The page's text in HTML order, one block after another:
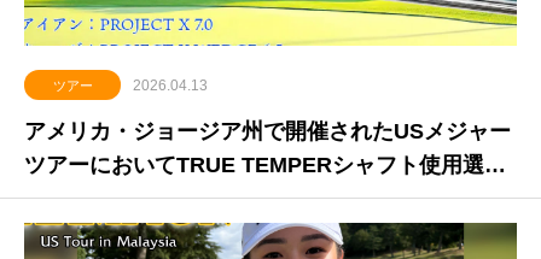
ツアー 2026.04.13
アメリカ・ジョージア州で開催されたUSメジャー
ツアーにおいてTRUE TEMPERシャフト使用選手
が2年連続で優勝